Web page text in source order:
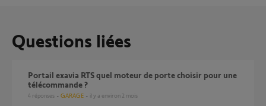
Questions liées
Portail exavia RTS quel moteur de porte choisir pour une
télécommande ?
4 réponses GARAGE il y a environ 2 mois